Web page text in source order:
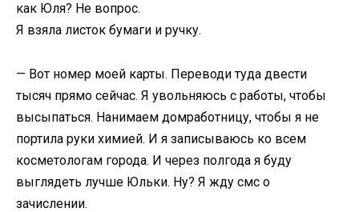
как Юля? Не вопрос.
Я взяла листок бумаги и ручку.
— Вот номер моей карты. Переводи туда двести
тысяч прямо сейчас. Я увольняюсь с работы, чтобы
высыпаться. Нанимаем домработницу, чтобы я не
портила руки химией. И я записываюсь ко всем
косметологам города. И через полгода я буду
выглядеть лучше Юльки. Ну? Я жду смс о
зачислении.